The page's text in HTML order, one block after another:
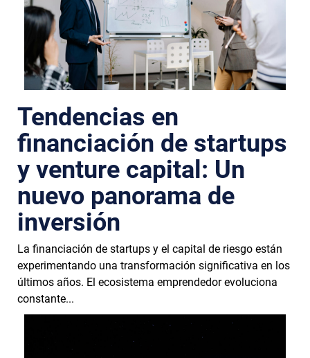
Tendencias en
financiación de startups
y venture capital: Un
nuevo panorama de
inversión
La financiación de startups y el capital de riesgo están
experimentando una transformación significativa en los
últimos años. El ecosistema emprendedor evoluciona
constante...